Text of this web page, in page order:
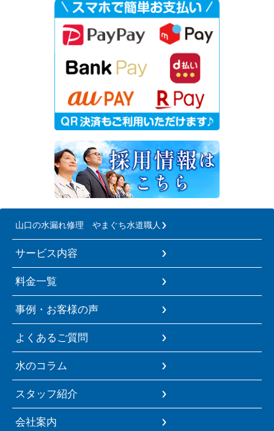
山口の水漏れ修理 やまぐち水道職人
サービス内容
料金一覧
事例・お客様の声
よくあるご質問
水のコラム
スタッフ紹介
会社案内